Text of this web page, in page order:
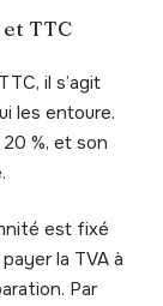
TTC
il s’agit
les entoure.
%, et son
est fixé
la TVA à
Par